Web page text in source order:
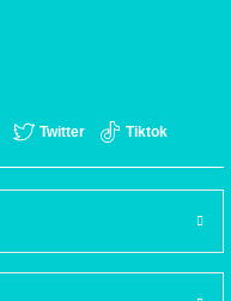
Twitter Tiktok